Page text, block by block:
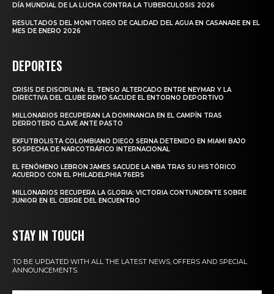
DÍA MUNDIAL DE LA LUCHA CONTRA LA TUBERCULOSIS 2026
RESULTADOS DEL MONITOREO DE CALIDAD DEL AGUA EN CASANARE EN EL
MES DE ENERO 2026
DEPORTES
CRISIS DE DISCIPLINA: EL TENSO ALTERCADO ENTRE NEYMAR Y LA
DIRECTIVA DEL CLUBE REMO SACUDE EL ENTORNO DEPORTIVO
MILLONARIOS RECUPERAN LA DOMINANCIA EN EL CAMPÍN TRAS
DERROTERO CLAVE ANTE PASTO
EXFUTBOLISTA COLOMBIANO DIEGO SERNA DETENIDO EN MIAMI BAJO
SOSPECHA DE NARCOTRÁFICO INTERNACIONAL
EL FENÓMENO LEBRON JAMES SACUDE LA NBA TRAS SU HISTÓRICO
ACUERDO CON EL PHILADELPHIA 76ERS
MILLONARIOS RECUPERA LA GLORIA: VICTORIA CONTUNDENTE SOBRE
JUNIOR EN EL CIERRE DEL ENCUENTRO
STAY IN TOUCH
TO BE UPDATED WITH ALL THE LATEST NEWS, OFFERS AND SPECIAL
ANNOUNCEMENTS.